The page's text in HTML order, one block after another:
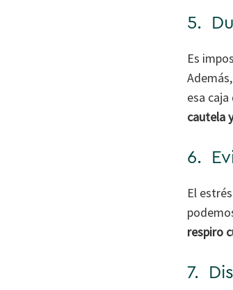
5.
Es
esa
cautela
6.
El
respiro
7.